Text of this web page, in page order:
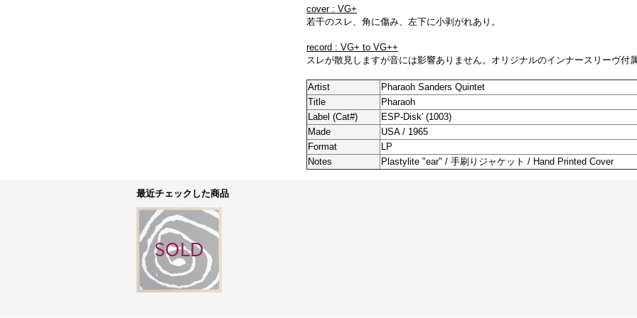
cover : VG+
若干のスレ、角に傷み、左下に小剥がれあり。
record : VG+ to VG++
スレが散見しますが音には影響ありません。オリジナルのインナースリーヴ付属
Artist
Pharaoh Sanders Quintet
Title
Pharaoh
Label (Cat#)
ESP-Disk' (1003)
Made
USA / 1965
Format
LP
Notes
Plastylite "ear" / 手刷りジャケット / Hand Printed Cover
最近チェックした商品